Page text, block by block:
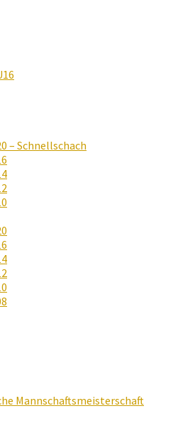
– Schnellschach
Mannschaftsmeisterschaft